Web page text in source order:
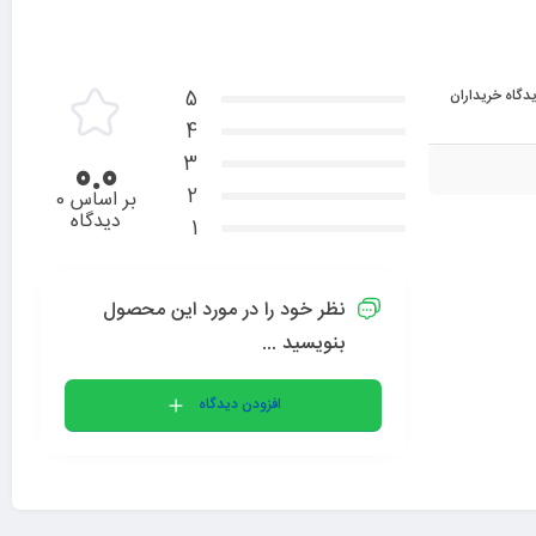
خریداران
5
4
3
2
1
0.0 بر اساس 0
دیدگاه
نظر خود را در مورد این محصول
بنویسید ...
افزودن دیدگاه